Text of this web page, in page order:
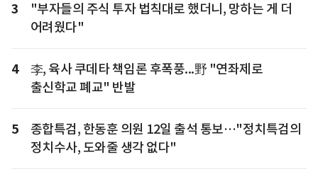
3
"부자들의 주식 투자 법칙대로 했더니, 망하는 게 더
어려웠다"
4
李, 육사 쿠데타 책임론 후폭풍...野 "연좌제로
출신학교 폐교" 반발
5
종합특검, 한동훈 의원 12일 출석 통보…"정치특검의
정치수사, 도와줄 생각 없다"